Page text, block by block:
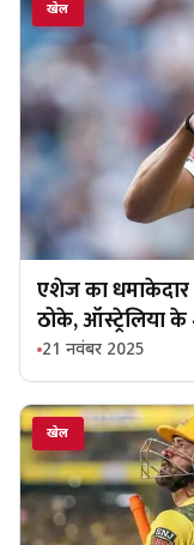
खेल
एशेज का
ठोके, ऑस्ट्रेलिया
21 नवंबर 2025
खेल